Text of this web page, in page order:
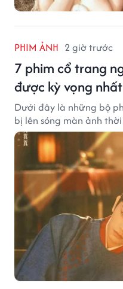
PHIM ẢNH 2 giờ trước
7 phim cổ trang
được kỳ vọng
Dưới đây là những bộ
bị lên sóng màn ảnh